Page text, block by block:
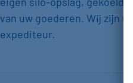
van uw goederen. Wij zijn
expediteur.